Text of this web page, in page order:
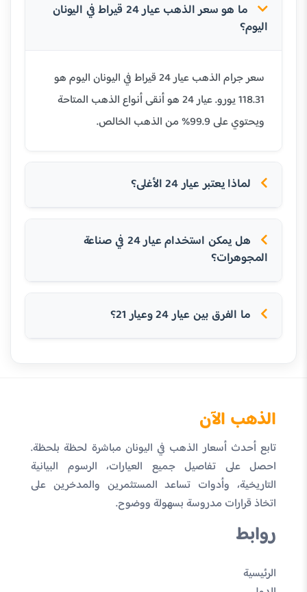
ما هو سعر الذهب عيار 24 قيراط في اليونان
اليوم؟
سعر جرام الذهب عيار 24 قيراط في اليونان اليوم هو
118.31 يورو. عيار 24 هو أنقى أنواع الذهب المتاحة
ويحتوي على 99.9% من الذهب الخالص.
لماذا يعتبر عيار 24 الأغلى؟
هل يمكن استخدام عيار 24 في صناعة
المجوهرات؟
ما الفرق بين عيار 24 وعيار 21؟
الذهب الآن
تابع أحدث أسعار الذهب في اليونان مباشرة لحظة بلحظة.
احصل على تفاصيل جميع العيارات، الرسوم البيانية
التاريخية، وأدوات تساعد المستثمرين والمدخرين على
اتخاذ قرارات مدروسة بسهولة ووضوح.
روابط
الرئيسية